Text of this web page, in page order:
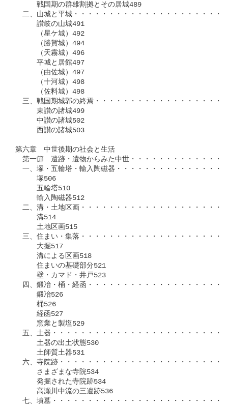
戦国期の群雄割拠とその居城489
二、山城と平城・・・・・・・・・・・・・・・・・・・・・
讃岐の山城491
（星ケ城）492
（勝賀城）494
（天霧城）496
平城と居館497
（由佐城）497
（十河城）498
（佐料城）498
三、戦国期城郭の終焉・・・・・・・・・・・・・・・・・・
東讃の諸城499
中讃の諸城502
西讃の諸城503
第六章　中世後期の社会と生活
第一節　遺跡・遺物からみた中世・・・・・・・・・・・・・
一、塚・五輪塔・輸入陶磁器・・・・・・・・・・・・・・・
塚506
五輪塔510
輸入陶磁器512
二、溝・土地区画・・・・・・・・・・・・・・・・・・・・
溝514
土地区画515
三、住まい・集落・・・・・・・・・・・・・・・・・・・・
大掘517
溝による区画518
住まいの基礎部分521
壁・カマド・井戸523
四、鍛冶・桶・経函・・・・・・・・・・・・・・・・・・・
鍛冶526
桶526
経函527
窯業と製塩529
五、土器・・・・・・・・・・・・・・・・・・・・・・・・
土器の出土状態530
土師質土器531
六、寺院跡・・・・・・・・・・・・・・・・・・・・・・・
さまざまな寺院534
発掘された寺院跡534
高瀬川中流の三遺跡536
七、墳墓・・・・・・・・・・・・・・・・・・・・・・・・